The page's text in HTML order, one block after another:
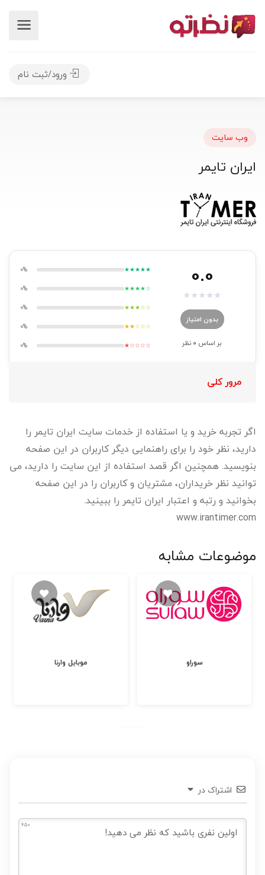
ورود/ثبت نام
وب سایت
ایران تایمر
0.0
★
★
★
★
★
بدون امتیاز
بر اساس 0 نظر
★★★★★
0%
★★★★☆
0%
★★★☆☆
0%
★★☆☆☆
0%
★☆☆☆☆
0%
مرور کلی
اگر تجربه خرید و یا استفاده از خدمات سایت ایران تایمر را
دارید، نظر خود را برای راهنمایی دیگر کاربران در این صفحه
بنویسید. همچنین اگر قصد استفاده از این سایت را دارید، می
توانید نظر خریداران، مشتریان و کاربران را در این صفحه
بخوانید و رتبه و اعتبار ایران تایمر را ببینید.
www.irantimer.com
موضوعات مشابه
موبایل وارنا سوراو
اشتراک در
650